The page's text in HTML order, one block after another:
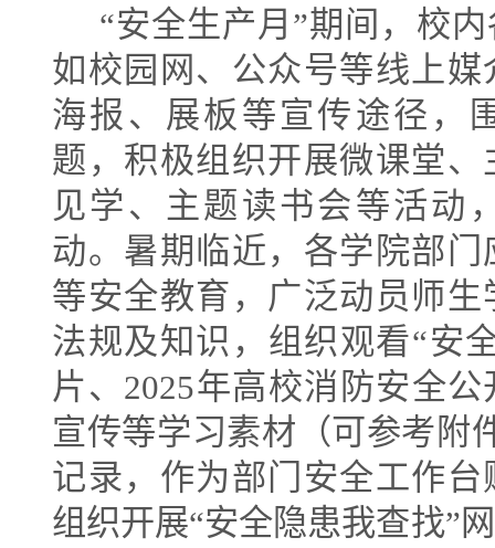
“安全生产月 ”期间，校
如校园网、公众号等线上
海报、展板等宣传途径，
题，积极组织开展微课堂
见学、主题读书会等活动
动。暑期临近，各学院部
等安全教育，广泛动员师
法规及知识，组织观看“安
片、 2025年高校消防安全
宣传等学习素材（可参考附
记录，作为部门安全工作
组织开展“安全隐患我查找”